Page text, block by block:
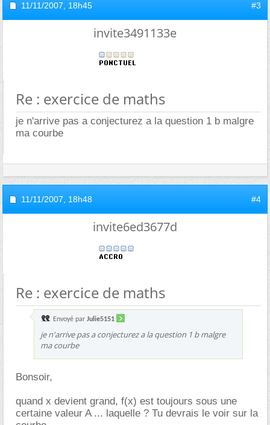
11/11/2007, 18h45 #3
invite3491133e
Re : exercice de maths
je n'arrive pas a conjecturez a la question 1 b malgre
ma courbe
11/11/2007, 18h48 #4
invite6ed3677d
Re : exercice de maths
Envoyé par Julie5151
je n'arrive pas a conjecturez a la question 1 b malgre
ma courbe
Bonsoir,
quand x devient grand, f(x) est toujours sous une
certaine valeur A ... laquelle ? Tu devrais le voir sur la